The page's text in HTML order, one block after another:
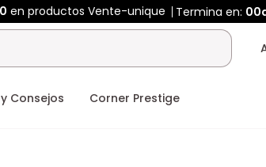
en productos Vente-unique Termina en:
Consejos Corner Prestige